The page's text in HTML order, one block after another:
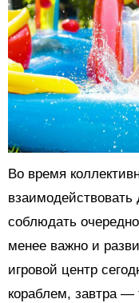
Во время
взаимодействовать
соблюдать
менее важно и
игровой центр
кораблем, завтра —